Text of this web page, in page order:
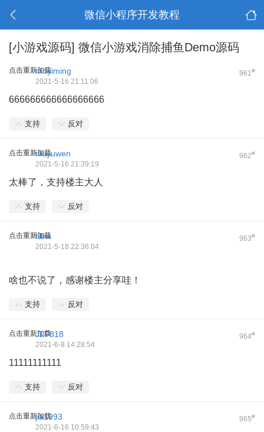
微信小程序开发教程
[小游戏源码] 微信小游戏消除捕鱼Demo源码
点击重新加载 961#
moyiming
2021-5-16 21:11:06
666666666666666666
支持 反对
点击重新加载 962#
niuyuwen
2021-5-16 21:39:19
太棒了，支持楼主大人
支持 反对
点击重新加载 963#
hbw
2021-5-18 22:36:04
啥也不说了，感谢楼主分享哇！
支持 反对
点击重新加载 964#
JLF818
2021-6-8 14:28:54
11111111111
支持 反对
点击重新加载 965#
jia1993
2021-6-16 10:59:43